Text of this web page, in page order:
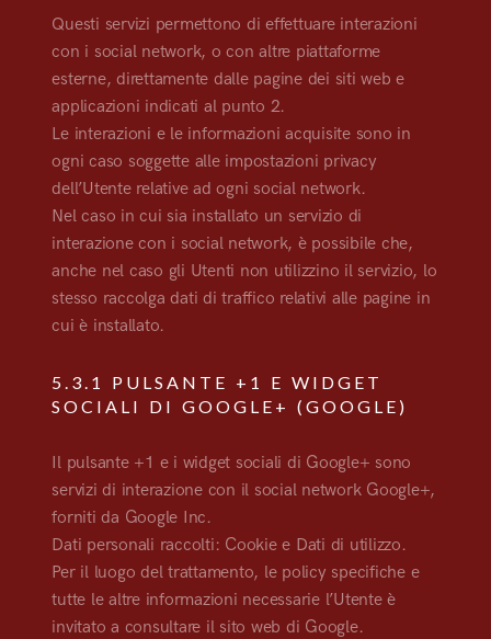
Questi servizi permettono di effettuare interazioni
con i social network, o con altre piattaforme
esterne, direttamente dalle pagine dei siti web e
applicazioni indicati al punto 2.
Le interazioni e le informazioni acquisite sono in
ogni caso soggette alle impostazioni privacy
dell’Utente relative ad ogni social network.
Nel caso in cui sia installato un servizio di
interazione con i social network, è possibile che,
anche nel caso gli Utenti non utilizzino il servizio, lo
stesso raccolga dati di traffico relativi alle pagine in
cui è installato.
5.3.1 PULSANTE +1 E WIDGET
SOCIALI DI GOOGLE+ (GOOGLE)
Il pulsante +1 e i widget sociali di Google+ sono
servizi di interazione con il social network Google+,
forniti da Google Inc.
Dati personali raccolti: Cookie e Dati di utilizzo.
Per il luogo del trattamento, le policy specifiche e
tutte le altre informazioni necessarie l’Utente è
invitato a consultare il sito web di Google.